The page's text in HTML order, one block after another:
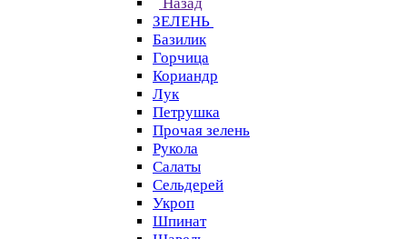
ЗЕЛЕНЬ
Базилик
Горчица
Кориандр
Лук
Петрушка
Прочая зелень
Рукола
Салаты
Сельдерей
Укроп
Шпинат